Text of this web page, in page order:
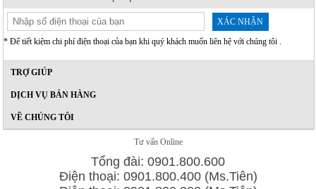
XÁC NHẬN
* Để tiết kiệm chi phí điện thoại của bạn khi quý khách muốn liên hệ với chúng tôi .
TRỢ GIÚP
DỊCH VỤ BÁN HÀNG
VỀ CHÚNG TÔI
Tư vấn Online
Tổng đài: 0901.800.600
Điện thoại: 0901.800.400 (Ms.Tiên)